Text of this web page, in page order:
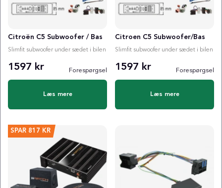
Citroën C5 Subwoofer / Bas
Slimfit subwoofer under sædet i bilen
1597 kr Forespørgsel
Læs mere
Citroen C5 Subwoofer/Bas
Slimfit subwoofer under sædet i bilen
1597 kr Forespørgsel
Læs mere
SPAR 817 KR